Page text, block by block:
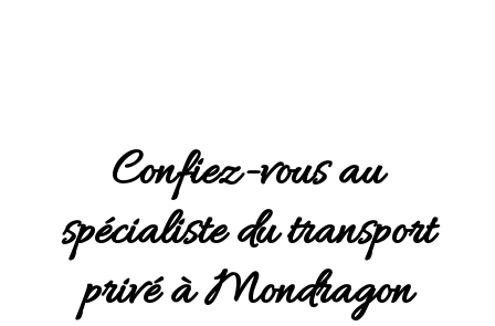
Confiez-vous au
spécialiste du transport
privé à Mondragon